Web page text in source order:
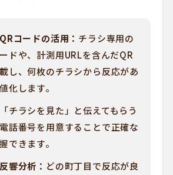
コードの活用： チラシ専用の
ドや、計測用URLを含んだQR
し、何枚のチラシから反応があ
化します。
「チラシを見た」と伝えてもらう
話番号を用意することで正確な
できます。
響分析： どの町丁目で反応が良